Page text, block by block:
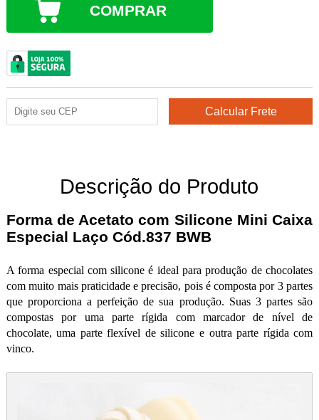
COMPRAR
Descrição do Produto
Forma de Acetato com Silicone Mini Caixa
Especial Laço Cód.837 BWB
A forma especial com silicone é ideal para produção de chocolates
com muito mais praticidade e precisão, pois é composta por 3 partes
que proporciona a perfeição de sua produção. Suas 3 partes são
compostas por uma parte rígida com marcador de nível de
chocolate, uma parte flexível de silicone e outra parte rígida com
vinco.